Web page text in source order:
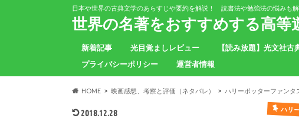
日本や世界の古典文学のあらすじや要約を解説！ 読書法や勉強法の悩みも解
世界の名著をおすすめする高等
新着記事 光目覚ましレビュー 【読み放題】光文社古
プライバシーポリシー
運営者情報
HOME 映画感想、考察と評価（ネタバレ） ハリーポッターファンタ
2018.12.28 ハリ